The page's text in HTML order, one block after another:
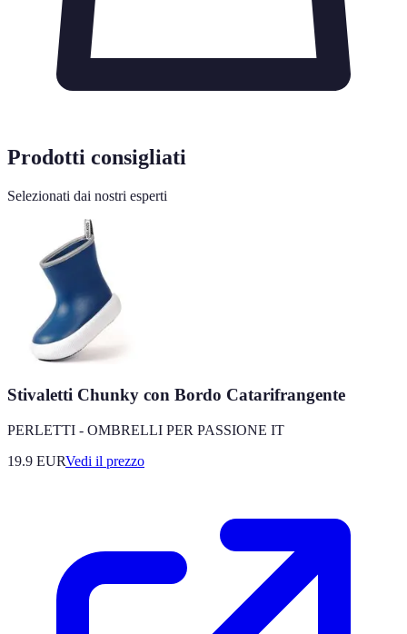
Prodotti consigliati
Selezionati dai nostri esperti
Stivaletti Chunky con Bordo Catarifrangente
PERLETTI - OMBRELLI PER PASSIONE IT
19.9 EURVedi il prezzo